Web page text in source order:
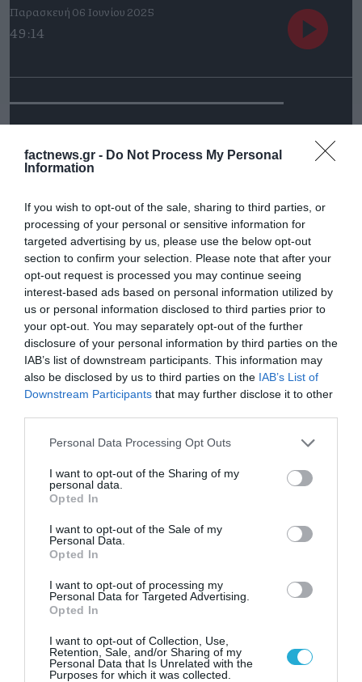
factnews.gr - Do Not Process My Personal
Information
If you wish to opt-out of the sale, sharing to third parties, or
processing of your personal or sensitive information for
targeted advertising by us, please use the below opt-out
section to confirm your selection. Please note that after your
opt-out request is processed you may continue seeing
interest-based ads based on personal information utilized by
us or personal information disclosed to third parties prior to
your opt-out. You may separately opt-out of the further
disclosure of your personal information by third parties on the
IAB’s list of downstream participants. This information may
also be disclosed by us to third parties on the IAB’s List of
Downstream Participants that may further disclose it to other
Please note that this website/app uses one or more Google
not limited to your visit or usage behaviour. You may click to
grant or deny consent to Google and its third-party tags to
use your data for below specified purposes in below Google
consent section.
Personal Data Processing Opt Outs
I want to opt-out of the Sharing of my
personal data.
Opted In
I want to opt-out of the Sale of my
Personal Data.
Opted In
I want to opt-out of processing my
Personal Data for Targeted Advertising.
Opted In
I want to opt-out of Collection, Use,
Retention, Sale, and/or Sharing of my
Personal Data that Is Unrelated with the
Purposes for which it was collected.
πως πρέπει να την προσεγγίζουμε, για τα σύγχρονα πολιτικά
διλήμματα ενώ μας απαντάει στο πως πιστεύει ότι πρέπει να
πλοηγηθούμε στο σύγχρονο χάος.
Παρασκευή 06 Ιουνίου 2025
49:14
ΘΟΔΩΡΗΣ ΛΙΒΑΝΙΟΣ:
«ΜΕΤΡΑΕΙ, ΠΑΝΤΑ, ΤΟ
ΠΡΟΘΕΣΕΙΣ».
Τι σημαίνει σήμερα το αριστερά-δεξιά; Ποιες αλλαγές θα
επιφέρει η ανάδειξη τοπικών αρχόντων σε εκλογές ενός γύρου
και ποιες τα τοπικά, ηλεκτρονικά δημοψηφίσματα; Γιατί ένας
Κεντρώος να ξαναψηφίσει Νέα Δημοκρατία;
Κυριακή 25 Μαΐου 2025
37:50
ΜΑΝΟΛΗΣ ΓΑΛΕΝΙΑΝΟΣ:
«ΤΑ ΔΕΔΟΜΕΝΑ ΕΙΝΑΙ ΕΝΑ
ΕΡΓΑΛΕΙΟ»
Συζητάμε με τον διευθυντή της πλατφόρμας Greece in
δυσκολίες που αντιμετώπισε στη δημιουργία της, για όσα
μπορούν οι χρήστες να κάνουν με αυτή αλλά και για τη
σημασία των δεδομένων στη δημόσια συζήτηση. Δείτε και το
σύντομο βίντεο για το πως μπορείτε να χρησιμοποιήσετε την
πλατφόρμα.